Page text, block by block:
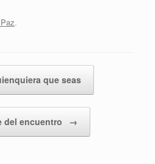
.
que seas
del encuentro →